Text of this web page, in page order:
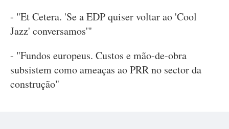
- "Et Cetera. 'Se a EDP quiser voltar ao 'Cool
Jazz' conversamos'"
- "Fundos europeus. Custos e mão-de-obra
subsistem como ameaças ao PRR no sector da
construção"